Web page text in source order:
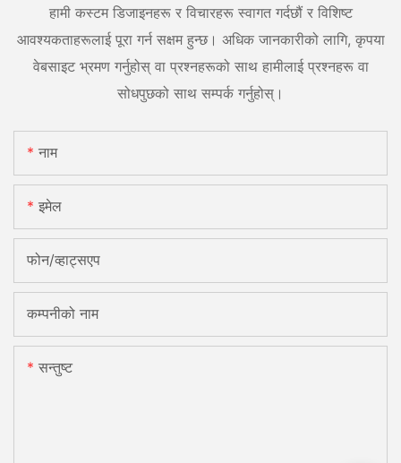
हामी कस्टम डिजाइनहरू र विचारहरू स्वागत गर्दछौं र विशिष्ट
आवश्यकताहरूलाई पूरा गर्न सक्षम हुन्छ। अधिक जानकारीको लागि, कृपया
वेबसाइट भ्रमण गर्नुहोस् वा प्रश्नहरूको साथ हामीलाई प्रश्नहरू वा
सोधपुछको साथ सम्पर्क गर्नुहोस्।
नाम
इमेल
फोन/व्हाट्सएप
कम्पनीको नाम
सन्तुष्ट